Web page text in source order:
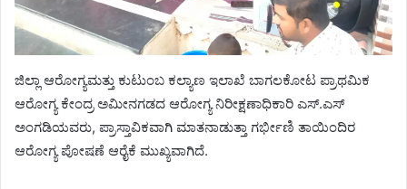
ಜಿಲ್ಲಾ ಆರೋಗ್ಯಮತ್ತು ಕುಟುಂಬ ಕಲ್ಯಾಣ ಇಲಾಖೆ ಬಾಗಲಕೋಟ ಪ್ರಾಥಮಿಕ
ಆರೋಗ್ಯ ಕೇಂದ್ರ ಅಮೀನಗಡದ ಆರೋಗ್ಯ ನಿರೀಕ್ಷಣಾಧಿಕಾರಿ ಎಸ್.ಎಸ್
ಅಂಗಡಿಯವರು, ಪ್ರಾಸ್ತಾವಿಕವಾಗಿ ಮಾತನಾಡುತ್ತಾ ಗರ್ಭೀಣಿ ತಾಯಿಂದಿರ
ಆರೋಗ್ಯ ಪೋಷಣೆ ಆರೈಕೆ ಮುಖ್ಯವಾಗಿದೆ.